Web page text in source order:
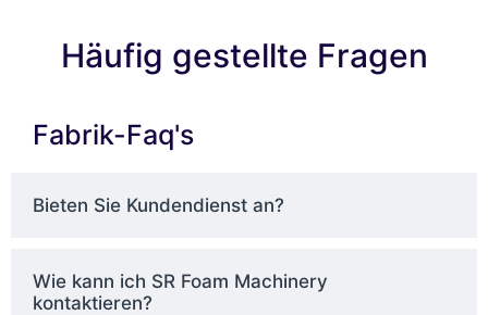
Häufig gestellte Fragen
Fabrik-Faq's
Bieten Sie Kundendienst an?
Wie kann ich SR Foam Machinery
kontaktieren?